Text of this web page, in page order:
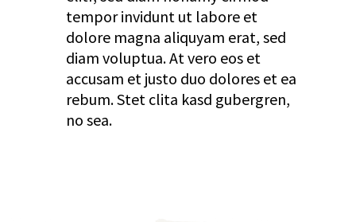
tempor invidunt ut labore et
dolore magna aliquyam erat, sed
diam voluptua. At vero eos et
accusam et justo duo dolores et ea
rebum. Stet clita kasd gubergren,
no sea.